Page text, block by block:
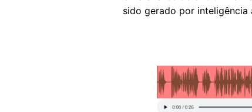
sido gerado por inteligência